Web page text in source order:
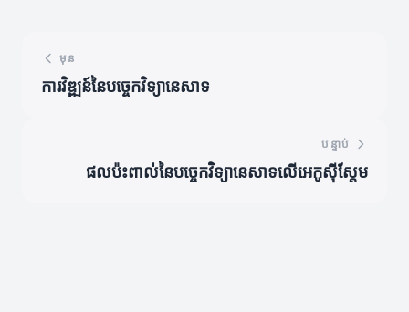
មុន
ការវិឌ្ឍន៍នៃបច្ចេកវិទ្យានេសាទ
បន្ទាប់
ផលប៉ះពាល់នៃបច្ចេកវិទ្យានេសាទលើអេកូស៊ីស្តែម